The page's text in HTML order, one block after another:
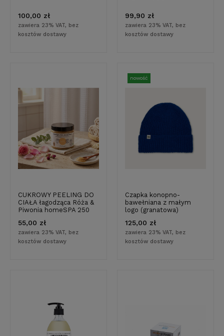
100,00 zł
zawiera 23% VAT, bez
kosztów dostawy
99,90 zł
zawiera 23% VAT, bez
kosztów dostawy
CUKROWY PEELING DO
CIAŁA łagodząca Róża &
Piwonia homeSPA 250
pochodzenie składników
55,00 zł
zawiera 23% VAT, bez
kosztów dostawy
Czapka konopno-
bawełniana z małym
logo (granatowa)
125,00 zł
zawiera 23% VAT, bez
kosztów dostawy
nowość